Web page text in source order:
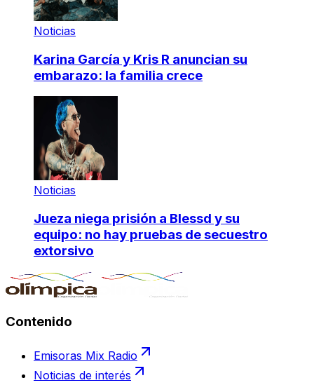
Noticias
Karina García y Kris R anuncian su
embarazo: la familia crece
Noticias
Jueza niega prisión a Blessd y su
equipo: no hay pruebas de secuestro
extorsivo
Contenido
Emisoras Mix Radio
Noticias de interés